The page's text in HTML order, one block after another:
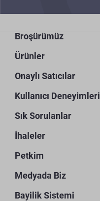
Broşürümüz
Ürünler
Onaylı Satıcılar
Kullanıcı Deneyimleri
Sık Sorulanlar
İhaleler
Petkim
Medyada Biz
Bayilik Sistemi